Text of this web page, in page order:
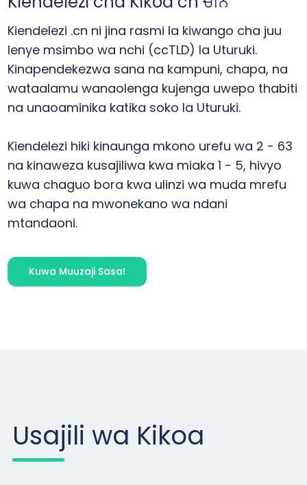
Kiendelezi .cn ni jina rasmi la kiwango cha juu
lenye msimbo wa nchi (ccTLD) la Uturuki.
Kinapendekezwa sana na kampuni, chapa, na
wataalamu wanaolenga kujenga uwepo thabiti
na unaoaminika katika soko la Uturuki.
Kiendelezi hiki kinaunga mkono urefu wa 2 - 63
na kinaweza kusajiliwa kwa miaka 1 - 5, hivyo
kuwa chaguo bora kwa ulinzi wa muda mrefu
wa chapa na mwonekano wa ndani
mtandaoni.
Kuwa Muuzaji Sasa!
Usajili wa Kikoa